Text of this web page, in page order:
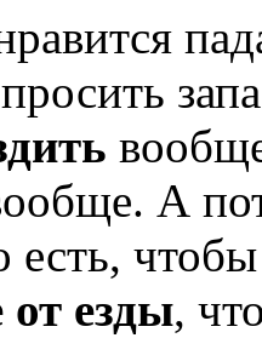
А
есть,
езды,